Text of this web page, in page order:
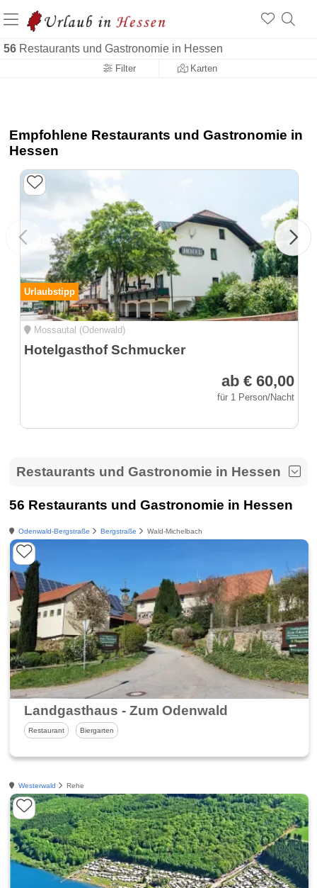
56 Restaurants und Gastronomie in Hessen
Filter Karten
Empfohlene Restaurants und Gastronomie in
Hessen
Urlaubstipp
Mossautal (Odenwald)
Hotelgasthof Schmucker
ab € 60,00
für 1 Person/Nacht
Restaurants und Gastronomie in Hessen
56 Restaurants und Gastronomie in Hessen
Odenwald-Bergstraße Bergstraße Wald-Michelbach
Landgasthaus - Zum Odenwald
Restaurant Biergarten
Westerwald Rehe